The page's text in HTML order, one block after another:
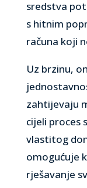
sredstva
s hitnim
računa koji
Uz brzinu,
zahtijevaju
cijeli proces
vlastitog
omogućuje
rješavanje